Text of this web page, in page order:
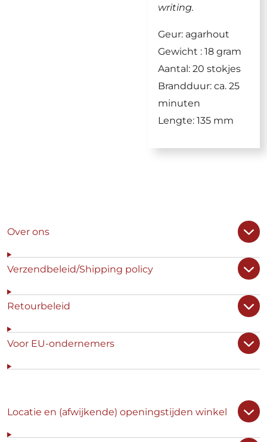
writing.
Geur: agarhout
Gewicht : 18 gram
Aantal: 20 stokjes
Brandduur: ca. 25
minuten
Lengte: 135 mm
Over ons
Verzendbeleid/Shipping policy
Retourbeleid
Voor EU-ondernemers
Locatie en (afwijkende) openingstijden winkel